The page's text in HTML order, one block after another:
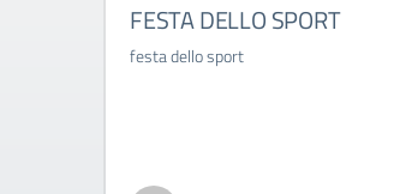
FESTA DELLO SPORT
festa dello sport